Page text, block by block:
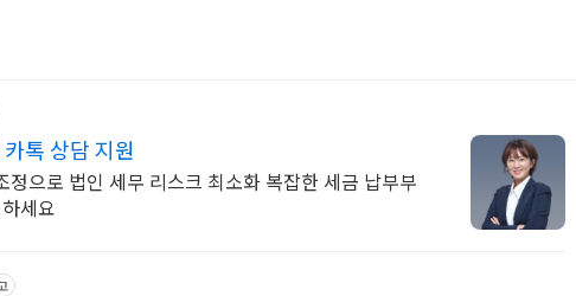
톡 상담 지원
으로 법인 세무 리스크 최소화 복잡한 세금 납부부
세요